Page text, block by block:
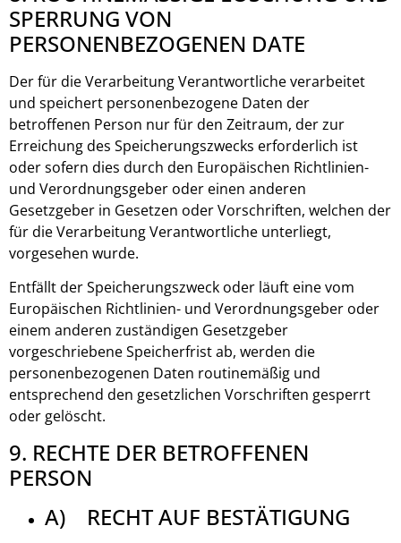
SPERRUNG VON
PERSONENBEZOGENEN DATE
Der für die Verarbeitung Verantwortliche verarbeitet
und speichert personenbezogene Daten der
betroffenen Person nur für den Zeitraum, der zur
Erreichung des Speicherungszwecks erforderlich ist
oder sofern dies durch den Europäischen Richtlinien-
und Verordnungsgeber oder einen anderen
Gesetzgeber in Gesetzen oder Vorschriften, welchen der
für die Verarbeitung Verantwortliche unterliegt,
vorgesehen wurde.
Entfällt der Speicherungszweck oder läuft eine vom
Europäischen Richtlinien- und Verordnungsgeber oder
einem anderen zuständigen Gesetzgeber
vorgeschriebene Speicherfrist ab, werden die
personenbezogenen Daten routinemäßig und
entsprechend den gesetzlichen Vorschriften gesperrt
oder gelöscht.
9. RECHTE DER BETROFFENEN
PERSON
A) RECHT AUF BESTÄTIGUNG